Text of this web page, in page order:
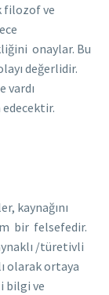
filozof ve
onaylar. Bu
değerlidir.
vardı
edecektir.
kaynağını
bir felsefedir.
/türetivli
olarak ortaya
bilgi ve